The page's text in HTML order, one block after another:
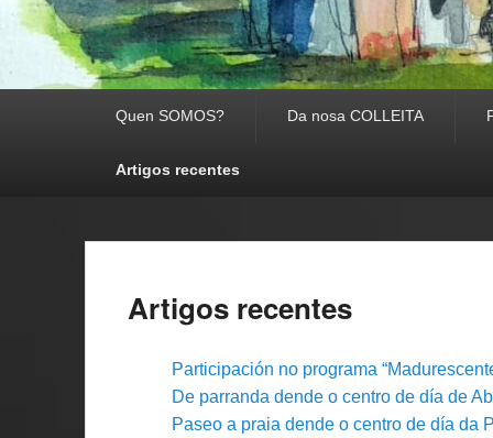
Quen SOMOS? Da nosa COLLEITA
Artigos recentes
Artigos recentes
Participación no programa
De parranda dende o centro de día de
Paseo a praia dende o centro de día da